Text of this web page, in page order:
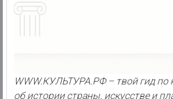
WWW.КУЛЬТУРА.РФ – твой гид по
об истории страны, искусстве и